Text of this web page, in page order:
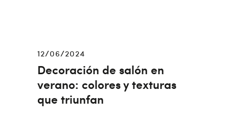
Decoración de salón en
verano: colores y texturas
que triunfan
12/06/2024